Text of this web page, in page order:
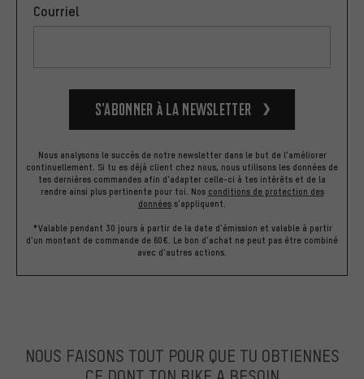
Courriel
S’abonner à la newsletter
Nous analysons le succès de notre newsletter dans le but de l'améliorer
continuellement. Si tu es déjà client chez nous, nous utilisons les données de
tes dernières commandes afin d'adapter celle-ci à tes intérêts et de la
rendre ainsi plus pertinente pour toi. Nos conditions de protection des
données s'appliquent.
*Valable pendant 30 jours à partir de la date d'émission et valable à partir
d'un montant de commande de 60€. Le bon d'achat ne peut pas être combiné
avec d'autres actions.
NOUS FAISONS TOUT POUR QUE TU OBTIENNES